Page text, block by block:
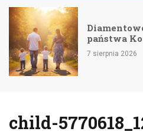
państwa
7 sierpnia 2026
child-